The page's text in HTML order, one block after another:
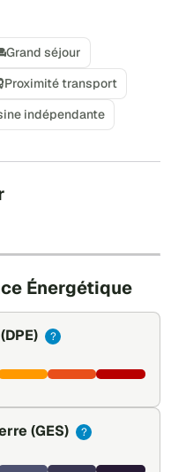
Grand séjour
Proximité transport
indépendante
Énergétique
(DPE) ?
(GES) ?